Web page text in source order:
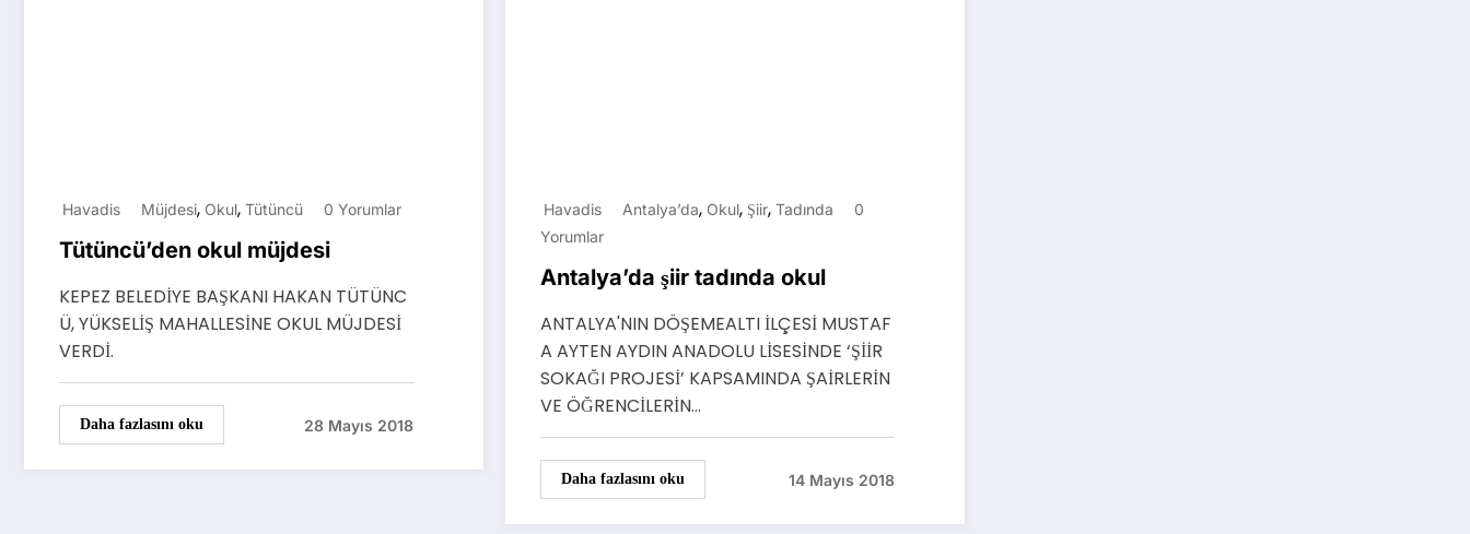
Havadis Müjdesi, Okul, Tütüncü 0 Yorumlar
Tütüncü’den okul müjdesi
KEPEZ BELEDİYE BAŞKANI HAKAN TÜTÜNC
Ü, YÜKSELİŞ MAHALLESİNE OKUL MÜJDESİ
VERDİ.
Daha fazlasını oku 28 Mayıs 2018
Havadis Antalya’da, Okul, Şiir, Tadında
0
Yorumlar
Antalya’da şiir tadında okul
ANTALYA'NIN DÖŞEMEALTI İLÇESİ MUSTAF
A AYTEN AYDIN ANADOLU LİSESİNDE ‘ŞİİR
SOKAĞI PROJESİ’ KAPSAMINDA ŞAİRLERİN
VE ÖĞRENCİLERİN…
Daha fazlasını oku 14 Mayıs 2018